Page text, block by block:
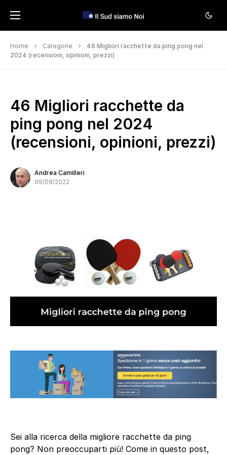
Home Categorie
46 Migliori racchette da ping pong nel
2024 (recensioni, opinioni, prezzi)
46 Migliori racchette da
ping pong nel 2024
(recensioni, opinioni, prezzi)
Andrea Camilleri
09/09/2022
Sei alla ricerca della migliore racchette da ping
pong? Non preoccuparti più! Come in questo post,